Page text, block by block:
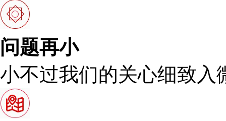
问题再小
小不过我们的关心细致入